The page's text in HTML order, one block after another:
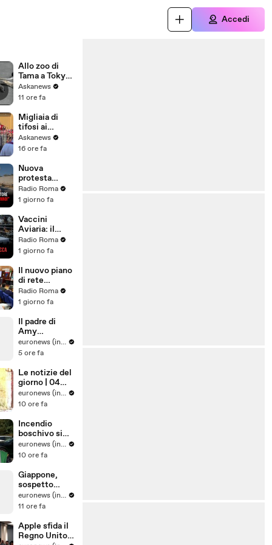
Accedi
Allo zoo di
Tama a Tokyo
morte tre
leonesse,
colpo di
calore
Askanews
11 ore fa
Migliaia di
tifosi ai
funerali di
Baresi: "Ciao
Askanews
16 ore fa
Nuova
protesta
contro
l'inceneritore
Palomba: "Né
poteri né
sentenze ci
fermeranno!"
Radio Roma
1 giorno fa
Vaccini
Aviaria: il
mondo
antisistema si
Radio Roma
1 giorno fa
Il nuovo piano
di rete
regionale per
l’Endometrios
Radio Roma
1 giorno fa
Il padre di
Amy
Winehouse è
stato
pagare quasi
un milione di
sterline alle
amiche
euronews (in Italiano)
5 ore fa
Le notizie del
giorno | 04
agosto 2026 -
Serale
euronews (in Italiano)
10 ore fa
Incendio
boschivo si
estende in
una riserva
sud dei Paesi
Bassi
euronews (in Italiano)
10 ore fa
Giappone,
sospetto
colpo di
calore uccide
zoo Tama di
Tokyo
euronews (in Italiano)
11 ore fa
Apple sfida il
Regno Unito